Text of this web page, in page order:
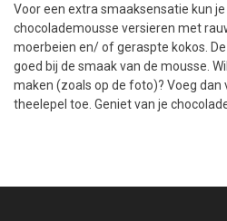
Voor een extra smaaksensatie kun
chocolademousse versieren met
moerbeien en/ of geraspte kokos.
goed bij de smaak van de mousse.
maken (zoals op de foto)? Voeg dan
theelepel toe. Geniet van je